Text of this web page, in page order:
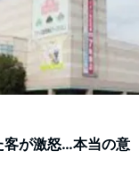
客が激怒…本当の意